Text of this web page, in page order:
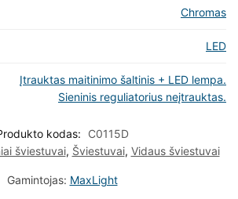
Chromas
LED
Įtrauktas maitinimo šaltinis + LED lempa.
Sieninis reguliatorius neįtrauktas.
kodas:
C0115D
šviestuvai, Šviestuvai, Vidaus šviestuvai
Gamintojas: MaxLight